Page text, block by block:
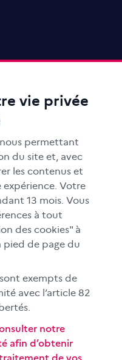
à la lettre
vie privée
permettant
du site et, avec
les contenus et
expérience. Votre
13 mois. Vous
à tout
des cookies" à
pied de page du
exempts de
avec l’article 82
notre
afin d’obtenir
de vos